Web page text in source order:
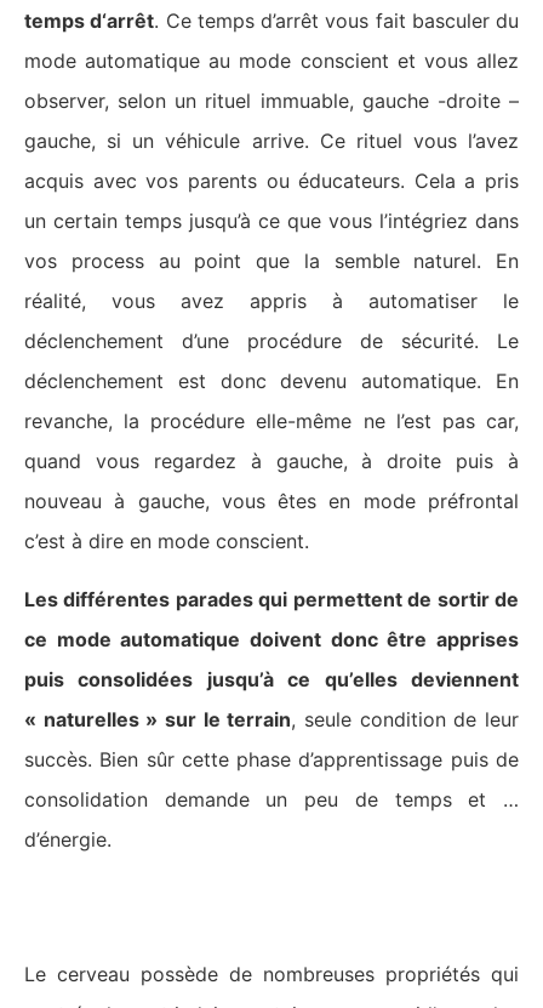
temps d‘arrêt. Ce temps d’arrêt vous fait basculer du
mode automatique au mode conscient et vous allez
observer, selon un rituel immuable, gauche -droite –
gauche, si un véhicule arrive. Ce rituel vous l’avez
acquis avec vos parents ou éducateurs. Cela a pris
un certain temps jusqu’à ce que vous l’intégriez dans
vos process au point que la semble naturel. En
réalité, vous avez appris à automatiser le
déclenchement d’une procédure de sécurité. Le
déclenchement est donc devenu automatique. En
revanche, la procédure elle-même ne l’est pas car,
quand vous regardez à gauche, à droite puis à
nouveau à gauche, vous êtes en mode préfrontal
c’est à dire en mode conscient.
Les différentes parades qui permettent de sortir de
ce mode automatique doivent donc être apprises
puis consolidées jusqu’à ce qu’elles deviennent
« naturelles » sur le terrain, seule condition de leur
succès. Bien sûr cette phase d’apprentissage puis de
consolidation demande un peu de temps et …
d’énergie.
Le cerveau possède de nombreuses propriétés qui